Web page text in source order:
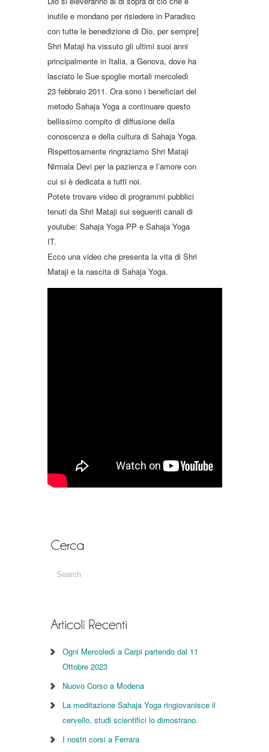
inutile e mondano per risiedere in Paradiso
con tutte le benedizione di Dio, per sempre]
Shri Mataji ha vissuto gli ultimi suoi anni
principalmente in Italia, a Genova, dove ha
lasciato le Sue spoglie mortali mercoledì
23 febbraio 2011. Ora sono i beneficiari del
metodo Sahaja Yoga a continuare questo
bellissimo compito di diffusione della
conoscenza e della cultura di Sahaja Yoga.
Rispettosamente ringraziamo Shri Mataji
Nirmala Devi per la pazienza e l’amore con
cui si è dedicata a tutti noi.
Potete trovare video di programmi pubblici
tenuti da Shri Mataji sui seguenti canali di
youtube: Sahaja Yoga PP e Sahaja Yoga
IT.
Ecco una video che presenta la vita di Shri
Mataji e la nascita di Sahaja Yoga.
Ogni Mercoledì a Carpi partendo dal 11
Ottobre 2023
Nuovo Corso a Modena
La meditazione Sahaja Yoga ringiovanisce il
cervello, studi scientifici lo dimostrano.
I nostri corsi a Ferrara